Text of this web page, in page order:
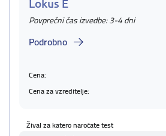
Lokus E
Povprečni čas izvedbe: 3-4 dni
Podrobno
Cena:
Cena za vzreditelje:
Žival za katero naročate test